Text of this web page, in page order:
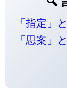
「指定」
「思案」